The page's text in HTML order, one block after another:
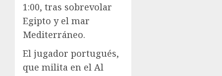
1:00, tras sobrevolar
Egipto y el mar
Mediterráneo.
El jugador portugués,
que milita en el Al